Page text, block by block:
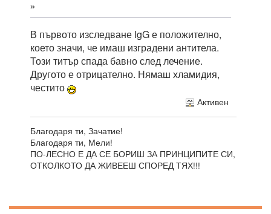
»
В първото изследване IgG е положително,
което значи, че имаш изградени антитела.
Този титър спада бавно след лечение.
Другото е отрицателно. Нямаш хламидия,
честито
Активен
Благодаря ти, Зачатие!
Благодаря ти, Мели!
ПО-ЛЕСНО Е ДА СЕ БОРИШ ЗА ПРИНЦИПИТЕ СИ,
ОТКОЛКОТО ДА ЖИВЕЕШ СПОРЕД ТЯХ!!!